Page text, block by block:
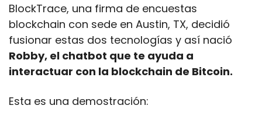
BlockTrace, una firma de encuestas
blockchain con sede en Austin, TX, decidió
Robby, el chatbot que te ayuda a
interactuar con la blockchain de Bitcoin.
Esta es una demostración: